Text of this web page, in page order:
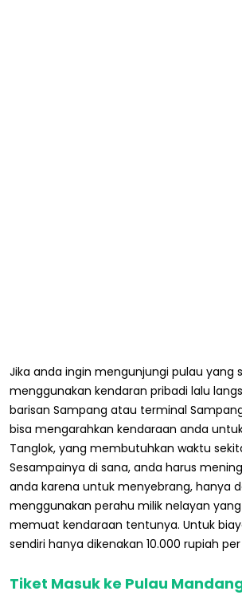
Jika anda ingin mengunjungi pulau yang
menggunakan kendaran pribadi lalu
barisan Sampang atau terminal
bisa mengarahkan kendaraan anda
Tanglok, yang membutuhkan waktu
Sesampainya di sana, anda harus
anda karena untuk menyebrang, hanya
menggunakan perahu milik nelayan
memuat kendaraan tentunya. Untuk
sendiri hanya dikenakan 10.000 rupiah
Tiket Masuk ke Pulau